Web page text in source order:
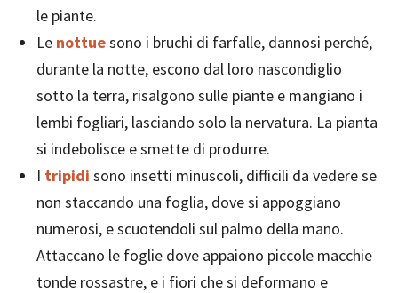
le piante.
Le nottuesono i bruchi di farfalle, dannosi perché,
durante la notte, escono dal loro nascondiglio
sotto la terra, risalgono sulle piante e mangiano i
lembi fogliari, lasciando solo la nervatura. La pianta
si indebolisce e smette di produrre.
I tripidi sono insetti minuscoli, difficili da vedere se
non staccando una foglia, dove si appoggiano
numerosi, e scuotendoli sul palmo della mano.
Attaccano le foglie dove appaiono piccole macchie
tonde rossastre, e i fiori che si deformano e